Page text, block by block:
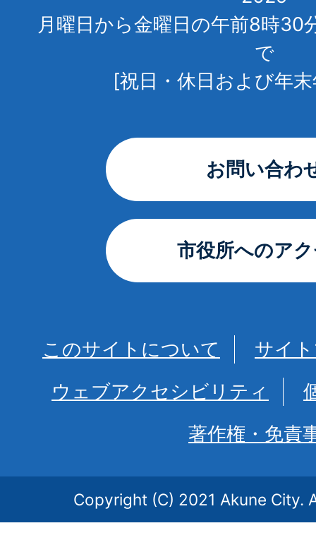
月曜日から金曜日の午前8時30
で
[祝日・休日および年
お問い合わ
市役所へのア
このサイトについて
サイ
ウェブアクセシビリティ
著作権・免責
Copyright (C) 2021 Akune City.